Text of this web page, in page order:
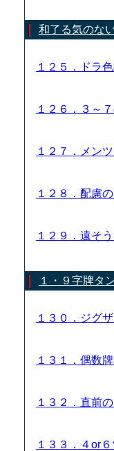
和了る気のな
１２５．ドラ
１２６．３～
１２７．メン
１２８．配慮
１２９．遠そ
１・９字牌タ
１３０．ジグ
１３１．偶数
１３２．直前
１３３．４or